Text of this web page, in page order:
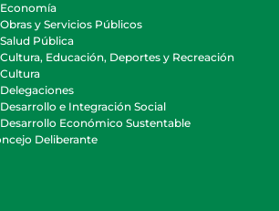
y Servicios Públicos
Pública
Educación, Deportes y Recreación
e Integración Social
Económico Sustentable
Deliberante